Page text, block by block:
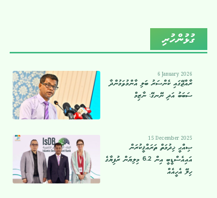
ގުޅުންހުރި
6 January 2026
ރާއްޖޭގައި ކެންސަރު ބަލި އާންމުވަމުންދާ
ސަބަބު އަދި ނޭނގޭ: ނާޒިމް
15 December 2025
ޞިއްޙީ ޚިދުމަތް ތަރައްޤީކުރަން
އައިއެސްޑީބީ އިން 6.2 މިލިޔަން ރުފިޔާގެ
ހިލޭ އެހީއެއް